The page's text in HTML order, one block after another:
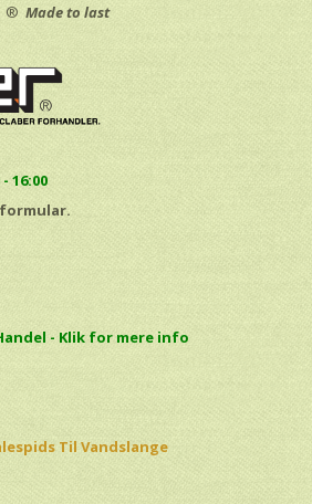
® Made to last
16:00
- Klik for mere info
Til Vandslange